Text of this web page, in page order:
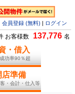
会員登録 (無料) ログイン
お客様数 137,776 名
・借入
功率90％超
店準備
・会計・仕入等